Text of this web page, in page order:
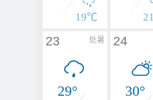
19℃
处暑
23
29°
24
30°